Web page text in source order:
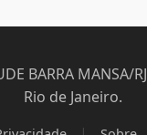
BARRA MANSA/
Rio de Janeiro.